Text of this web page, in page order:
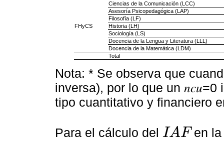
FHyCS
Ciencias de la Comunicación (LCC)
Asesoría Psicopedagógica (LAP)
Filosofía (LF)
Historia (LH)
Sociología (LS)
Docencia de la Lengua y Literatura (LLL)
Docencia de la Matemática (LDM)
Total
Nota: * Se observa que
inversa), por lo que un
tipo cuantitativo y financiero
Para el cálculo del IAF
IAF
en